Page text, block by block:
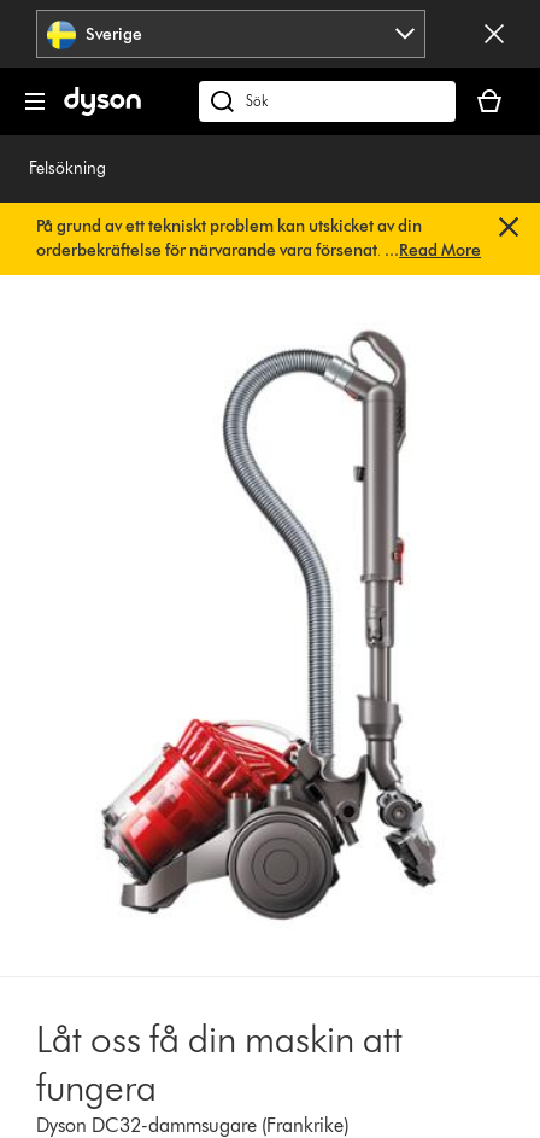
Hoppa
navigering
Sverige
Sök
på
är
tom
Felsökning
På grund av ett tekniskt problem kan utskicket av din
orderbekräftelse för närvarande vara försenat. Vi arbetar
redan på en snabb lösning.Du behöver inte göra någonting.
...Read More
Låt oss få din maskin att
fungera
Dyson DC32-dammsugare (Frankrike)